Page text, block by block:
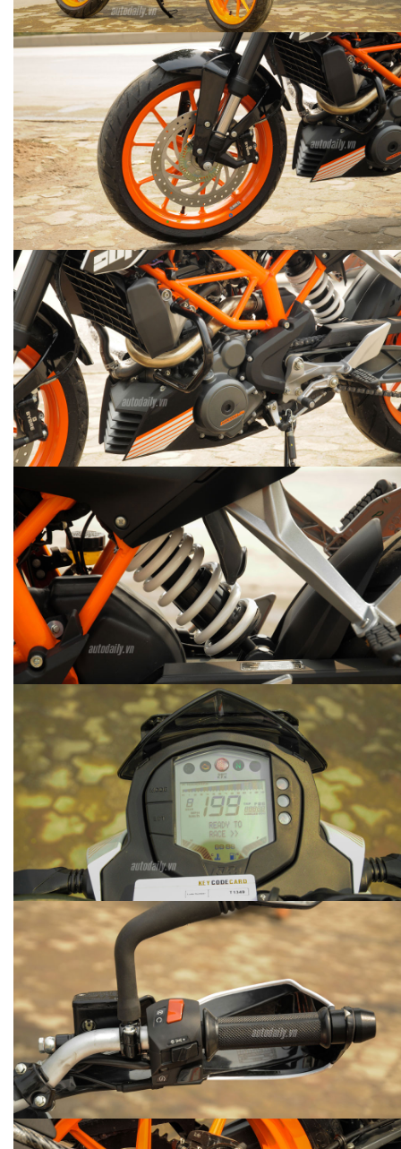
ĐÁNH GIÁ HONDA CITY 2017
autodaily
11.735 lượt xem - 16/08/2017
LÁI THỬ CHEVROLET COLORADO TRÊN
ĐƯỜNG ĐUA
autodaily
4.023 lượt xem - 25/07/2017
ALBUM NISSAN X-TRAIL 2017
autodaily
4.092 lượt xem - 20/07/2017
LÁI THỬ 2 SIÊU XE FERRARI 488GTB
VÀ 488 SPIDER
autodaily
2.245 lượt xem - 09/07/2017
MERCEDES-BENZ FASCINATION 2017
autodaily
2.018 lượt xem - 06/07/2017
CHEVROLET COLORADO
HIGHCOUNTRY 2017
autodaily
1.509 lượt xem - 04/07/2017
HÀNH TRÌNH PORSCHE SUV HÀ GIANG
autodaily
1.470 lượt xem - 22/06/2017
ẢNH CHI TIẾT SUZUKI ERTIGA
autodaily
3.207 lượt xem - 03/06/2017
PORSCHE PANAMERA 4S 2017
autodaily
1.929 lượt xem - 19/05/2017
VOLKSWAGEN POLO HATCHBACK 2016
autodaily
3.122 lượt xem - 08/05/2017